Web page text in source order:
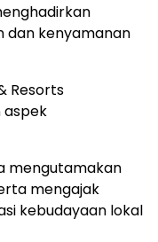
dan kenyamanan
Resorts
aspek
mengutamakan
mengajak
kebudayaan lokal